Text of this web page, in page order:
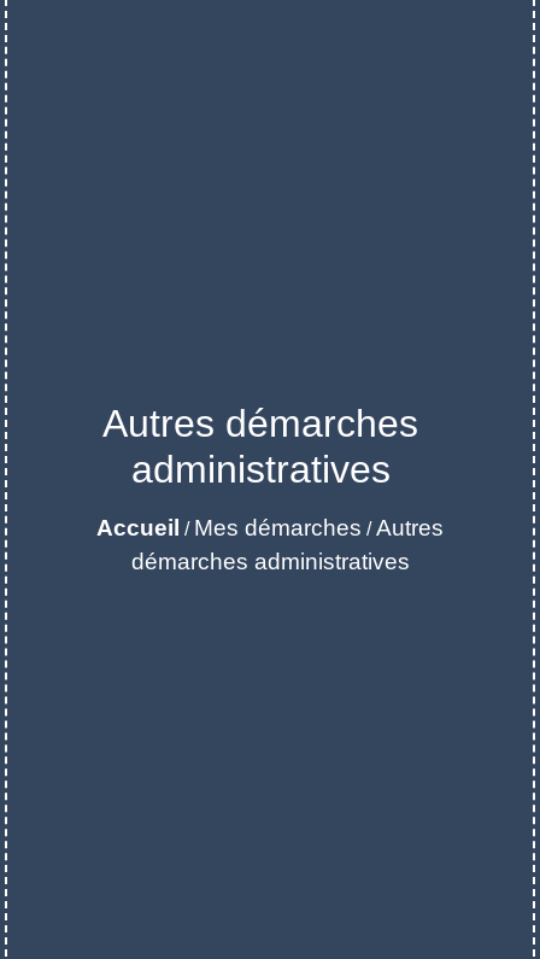
Autres démarches
administratives
Accueil / Mes démarches /Autres
démarches administratives